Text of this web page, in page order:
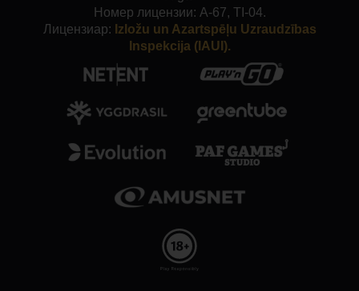
Номер лицензии: A-67, TI-04.
Лицензиар: Izložu un Azartspēļu Uzraudzības
Inspekcija (IAUI).